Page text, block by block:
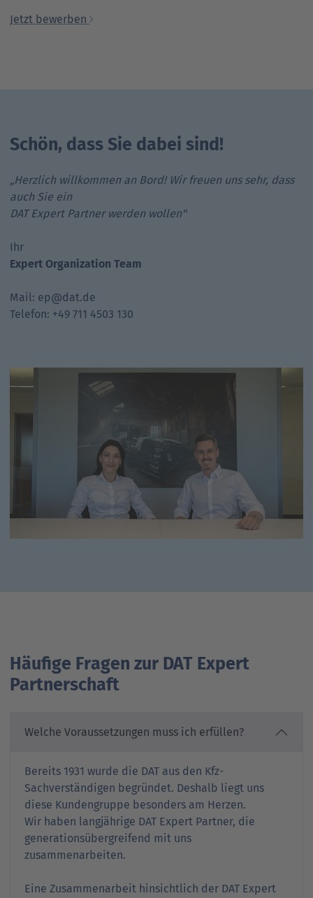
Jetzt bewerben
Schön, dass Sie dabei sind!
„Herzlich willkommen an Bord! Wir freuen uns sehr, dass
auch Sie ein
DAT Expert Partner werden wollen"
Ihr
Expert Organization Team
Mail: ep@dat.de
Telefon: +49 711 4503 130
Häufige Fragen zur DAT Expert
Partnerschaft
Welche Voraussetzungen muss ich erfüllen?
Bereits 1931 wurde die DAT aus den Kfz-
Sachverständigen begründet. Deshalb liegt uns
diese Kundengruppe besonders am Herzen.
Wir haben langjährige DAT Expert Partner, die
generationsübergreifend mit uns
zusammenarbeiten.
Eine Zusammenarbeit hinsichtlich der DAT Expert